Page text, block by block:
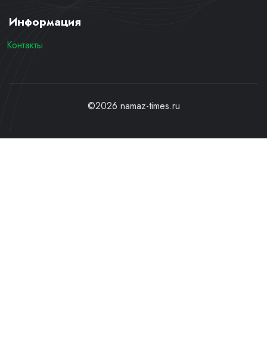
Информация
Контакты
©2026 namaz-times.ru